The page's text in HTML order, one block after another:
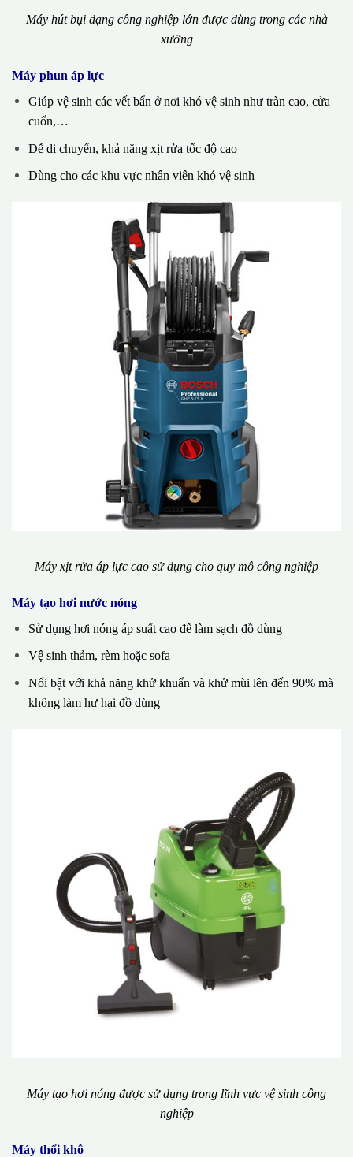
Máy hút bụi dạng công nghiệp lớn được dùng trong các nhà
xưởng
Máy phun áp lực
Giúp vệ sinh các vết bẩn ở nơi khó vệ sinh như tràn cao, cửa
cuốn,…
Dễ di chuyển, khả năng xịt rửa tốc độ cao
Dùng cho các khu vực nhân viên khó vệ sinh
Máy xịt rửa áp lực cao sử dụng cho quy mô công nghiệp
Máy tạo hơi nước nóng
Sử dụng hơi nóng áp suất cao để làm sạch đồ dùng
Vệ sinh thảm, rèm hoặc sofa
Nổi bật với khả năng khử khuẩn và khử mùi lên đến 90% mà
không làm hư hại đồ dùng
Máy tạo hơi nóng được sử dụng trong lĩnh vực vệ sinh công
nghiệp
Máy thổi khô